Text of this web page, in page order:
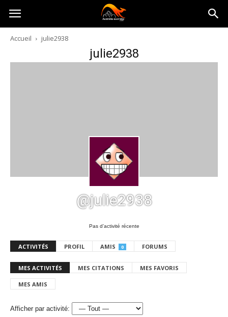
Australia-
australie.com
Accueil julie2938
julie2938
@julie2938
Pas d’activité récente
ACTIVITÉS PROFIL AMIS 0 FORUMS
MES ACTIVITÉS MES CITATIONS MES FAVORIS
MES AMIS
Afficher par activité: